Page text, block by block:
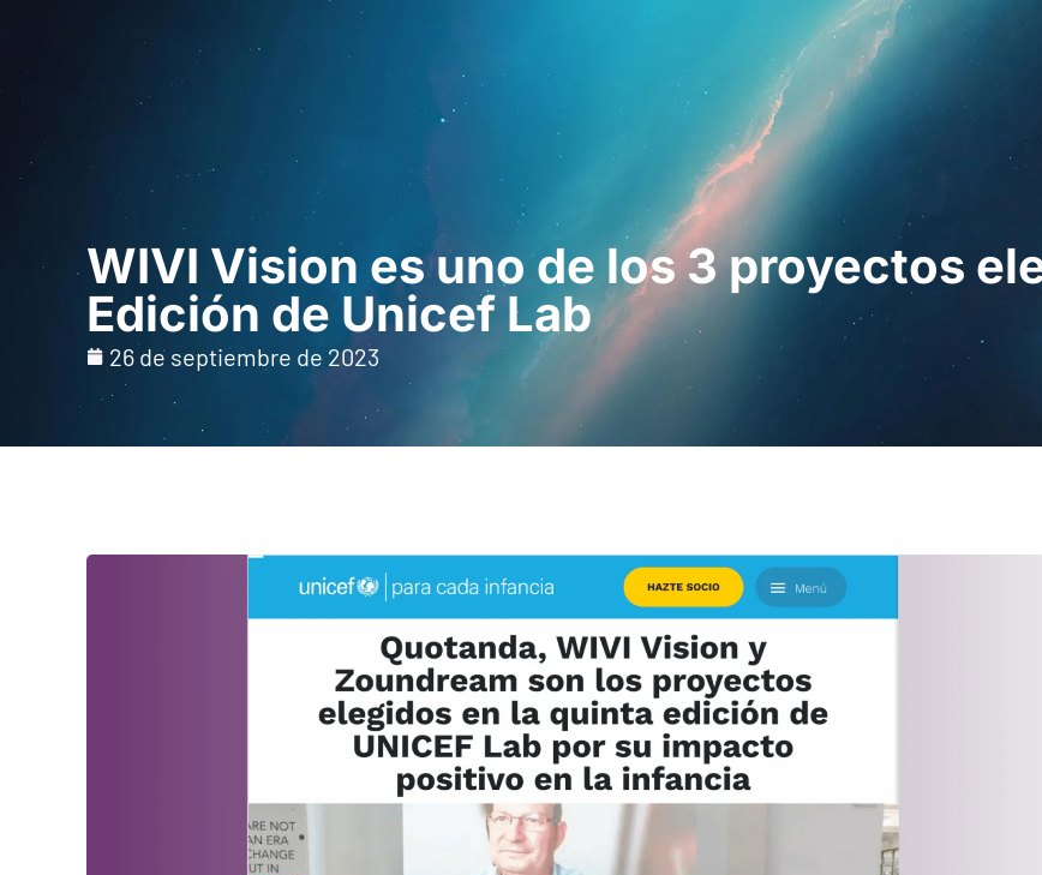
Para profesionales Para pacientes
WIVI Vision es uno de los 3 proyectos
Edición de Unicef Lab
26 de septiembre de 2023